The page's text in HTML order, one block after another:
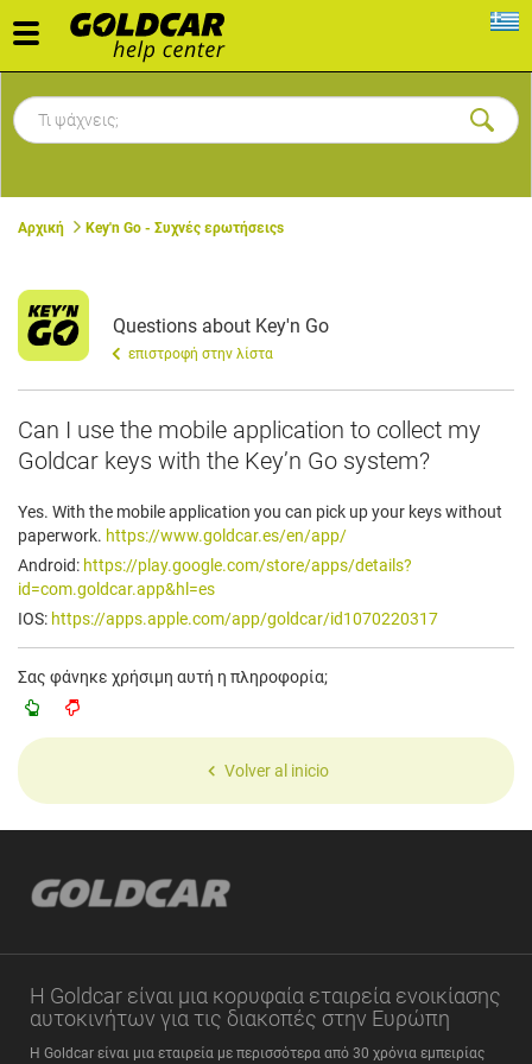
Toggle
navigation
Αρχική Key'n Go - Συχνές ερωτήσειςs
Questions about Key'n Go
επιστροφή στην λίστα
Can I use the mobile application to collect my
Goldcar keys with the Key’n Go system?
Yes. With the mobile application you can pick up your keys without
paperwork. https://www.goldcar.es/en/app/
Android: https://play.google.com/store/apps/details?
id=com.goldcar.app&hl=es
IOS: https://apps.apple.com/app/goldcar/id1070220317
Σας φάνηκε χρήσιμη αυτή η πληροφορία;
Volver al inicio
Η Goldcar είναι μια κορυφαία εταιρεία ενοικίασης
αυτοκινήτων για τις διακοπές στην Ευρώπη
Η Goldcar είναι μια εταιρεία με περισσότερα από 30 χρόνια εμπειρίας